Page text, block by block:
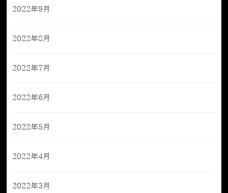
2022年9月
2022年8月
2022年7月
2022年6月
2022年5月
2022年4月
2022年3月